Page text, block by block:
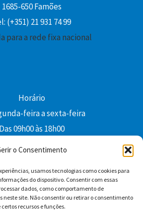
o Consentimento
usamos tecnologias como cookies para
do dispositivo. Consentir com essas
dados, como comportamento de
neste site. Não consentir ou retirar o consentimento
recursos e funções.
1685-650 Famões
(+351) 21 931 74 99
para a rede fixa nacional
Horário
feira a sexta-feira
Das 09h00 às 18h00
Instagram
Whatsapp
Gerais de Venda